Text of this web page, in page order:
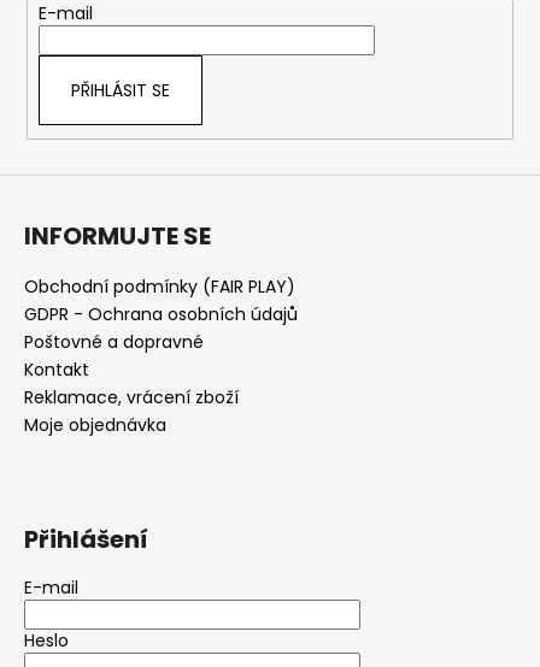
E-mail
PŘIHLÁSIT SE
INFORMUJTE SE
Obchodní podmínky (FAIR PLAY)
GDPR - Ochrana osobních údajů
Poštovné a dopravné
Kontakt
Reklamace, vrácení zboží
Moje objednávka
Přihlášení
E-mail
Heslo